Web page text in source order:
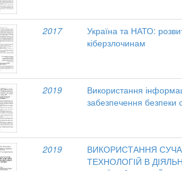
2017
Україна та НАТО:
кіберзлочинам
2019
Використання
забезпечення безпеки
2019
ВИКОРИСТАННЯ
ТЕХНОЛОГІЙ В